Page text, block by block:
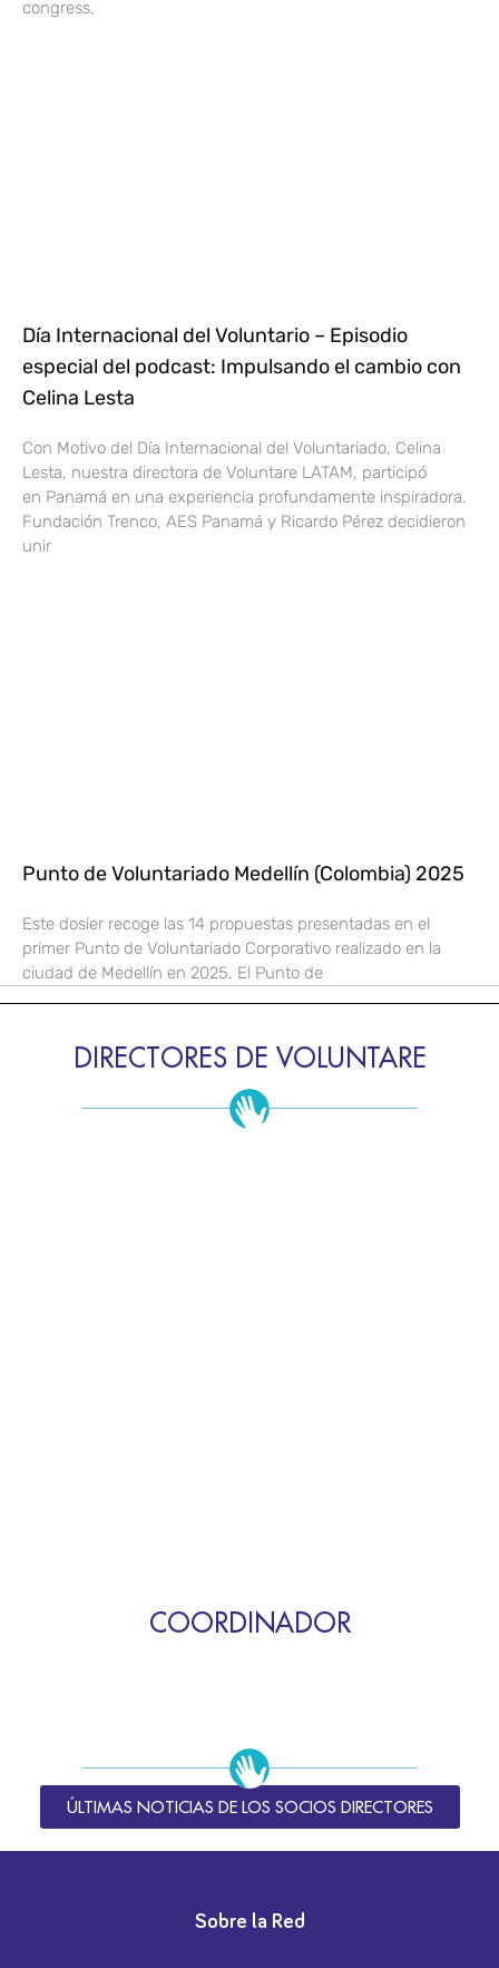
congress,
Día Internacional del Voluntario – Episodio
especial del podcast: Impulsando el cambio con
Celina Lesta
Con Motivo del Día Internacional del Voluntariado, Celina
Lesta, nuestra directora de Voluntare LATAM, participó
en Panamá en una experiencia profundamente inspiradora.
Fundación Trenco, AES Panamá y Ricardo Pérez decidieron
unir
Punto de Voluntariado Medellín (Colombia) 2025
Este dosier recoge las 14 propuestas presentadas en el
primer Punto de Voluntariado Corporativo realizado en la
ciudad de Medellín en 2025. El Punto de
DIRECTORES DE VOLUNTARE
COORDINADOR
ÚLTIMAS NOTICIAS DE LOS SOCIOS DIRECTORES
Sobre la Red